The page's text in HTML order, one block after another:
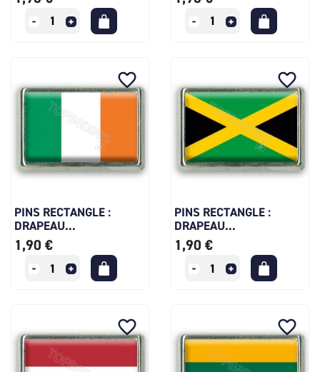
PINS RECTANGLE :
DRAPEAU...
1,90 €
favorite_border
PINS RECTANGLE :
DRAPEAU...
1,90 €
favorite_border
favorite_border favorite_border